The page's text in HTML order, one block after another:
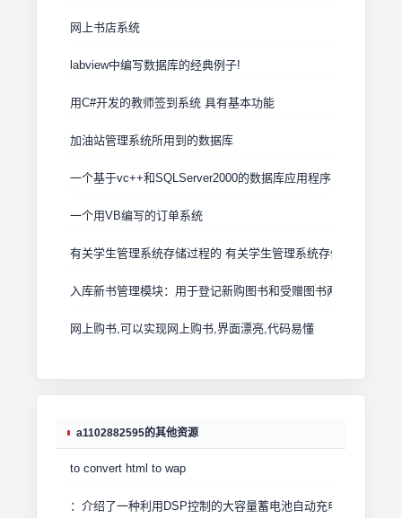
网上书店系统
labview中编写数据库的经典例子!
用C#开发的教师签到系统 具有基本功能
加油站管理系统所用到的数据库
一个基于vc++和SQLServer2000的数据库应用程序 是个完备的
一个用VB编写的订单系统
有关学生管理系统存储过程的 有关学生管理系统存储过程的
入库新书管理模块：用于登记新购图书和受赠图书两部分信息
网上购书,可以实现网上购书,界面漂亮,代码易懂
a1102882595的其他资源
to convert html to wap
：介绍了一种利用DSP控制的大容量蓄电池自动充电装置的设